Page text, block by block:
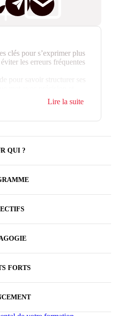
clés pour s’exprimer plus
les erreurs fréquentes
pour savoir structurer ses
entre les mots. Et ainsi, à
à l'écrit et à l'oral, elle
Lire la suite
QUI ?
FORTS